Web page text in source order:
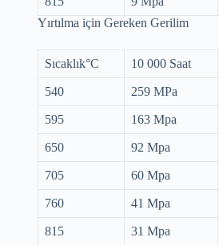
Yırtılma için Gereken Gerilim
Sıcaklık°C 10 000 Saat
540 259 MPa
595 163 Mpa
650 92 Mpa
705 60 Mpa
760 41 Mpa
815 31 Mpa